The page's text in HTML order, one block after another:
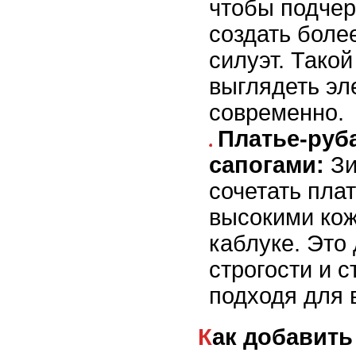
чтобы
создать
силуэт.
выглядеть
современно.
Платье-
сапогами:
сочетать
высокими
каблуке. Это
строгости и
подходя для
Как